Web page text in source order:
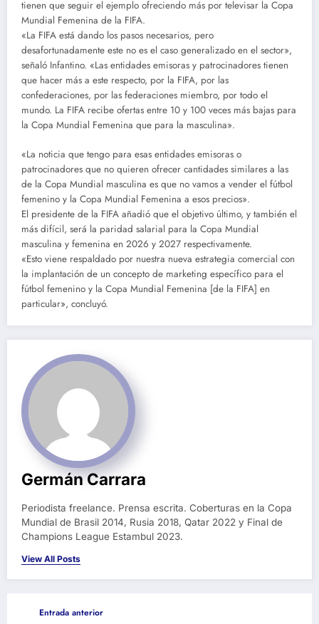
tienen que seguir el ejemplo ofreciendo más por televisar la Copa
Mundial Femenina de la FIFA.
«La FIFA está dando los pasos necesarios, pero
desafortunadamente este no es el caso generalizado en el sector»,
señaló Infantino. «Las entidades emisoras y patrocinadores tienen
que hacer más a este respecto, por la FIFA, por las
confederaciones, por las federaciones miembro, por todo el
mundo. La FIFA recibe ofertas entre 10 y 100 veces más bajas para
la Copa Mundial Femenina que para la masculina».
«La noticia que tengo para esas entidades emisoras o
patrocinadores que no quieren ofrecer cantidades similares a las
de la Copa Mundial masculina es que no vamos a vender el fútbol
femenino y la Copa Mundial Femenina a esos precios».
El presidente de la FIFA añadió que el objetivo último, y también el
más difícil, será la paridad salarial para la Copa Mundial
masculina y femenina en 2026 y 2027 respectivamente.
«Esto viene respaldado por nuestra nueva estrategia comercial con
la implantación de un concepto de marketing específico para el
fútbol femenino y la Copa Mundial Femenina [de la FIFA] en
particular», concluyó.
Germán Carrara
Periodista freelance. Prensa escrita. Coberturas en la Copa
Mundial de Brasil 2014, Rusia 2018, Qatar 2022 y Final de
Champions League Estambul 2023.
View All Posts
Entrada anterior